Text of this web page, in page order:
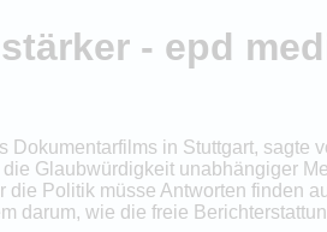
- epd
Dokumentarfilms in Stuttgart,
Glaubwürdigkeit unabhängiger
Politik müsse Antworten finden
darum, wie die freie